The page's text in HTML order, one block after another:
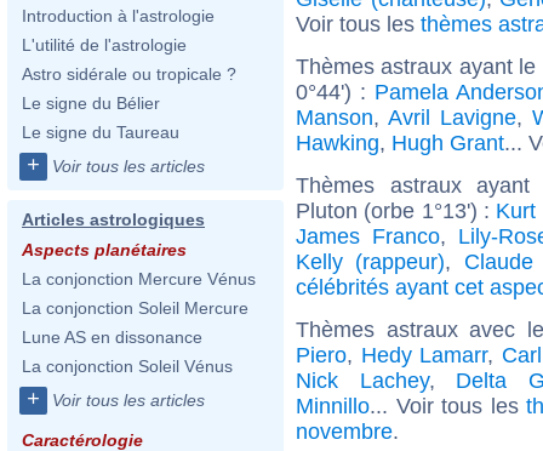
Introduction à l'astrologie
L'utilité de l'astrologie
Astro sidérale ou tropicale ?
Le signe du Bélier
Le signe du Taureau
+ Voir tous les articles
Articles astrologiques
Aspects planétaires
La conjonction Mercure Vénus
La conjonction Soleil Mercure
Lune AS en dissonance
La conjonction Soleil Vénus
+ Voir tous les articles
Caractérologie
Voir tous les thèmes
Thèmes astraux ayant
0°44') : Pamela
Manson, Avril Lavigne,
Hawking, Hugh Grant...
Thèmes astraux
Pluton (orbe 1°13') : Kurt
James Franco, Lily-
Kelly (rappeur), Claude
célébrités ayant cet
Thèmes astraux avec
Piero, Hedy Lamarr,
Nick Lachey, Delta
Minnillo... Voir tous les
novembre.